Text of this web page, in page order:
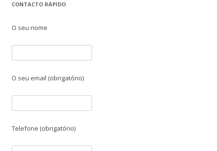
CONTACTO RÁPIDO
O seu nome
O seu email (obrigatório)
Telefone (obrigatório)